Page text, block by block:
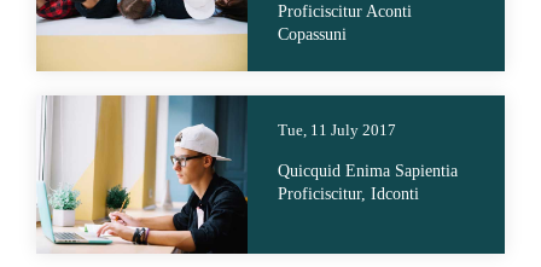
Proficiscitur Aconti
Copassuni
Tue, 11 July 2017
Quicquid Enima Sapientia
Proficiscitur, Idconti